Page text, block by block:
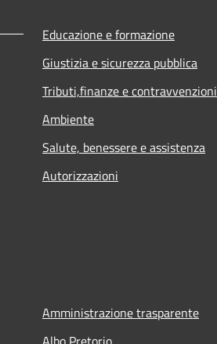
Educazione e formazione
Giustizia e sicurezza pubblica
Tributi,finanze e contravvenzioni
Ambiente
Salute, benessere e assistenza
Autorizzazioni
Amministrazione trasparente